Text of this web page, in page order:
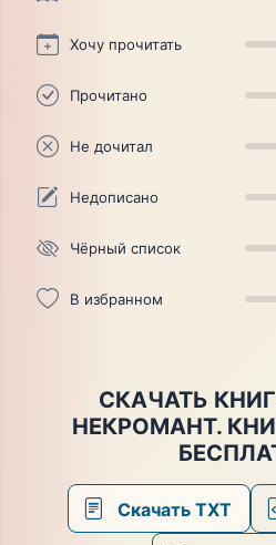
Хочу прочитать
Прочитано
Не дочитал
Недописано
Чёрный список
В избранном
СКАЧАТЬ
НЕКРОМАНТ.
Скачать TXT